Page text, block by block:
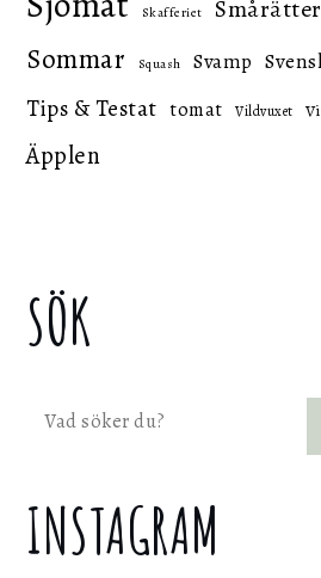
Skafferiet Smårätter
Sommar Squash Svamp
Tips & Testat tomat Vildvuxet
Äpplen
SÖK
Sök
INSTAGRAM